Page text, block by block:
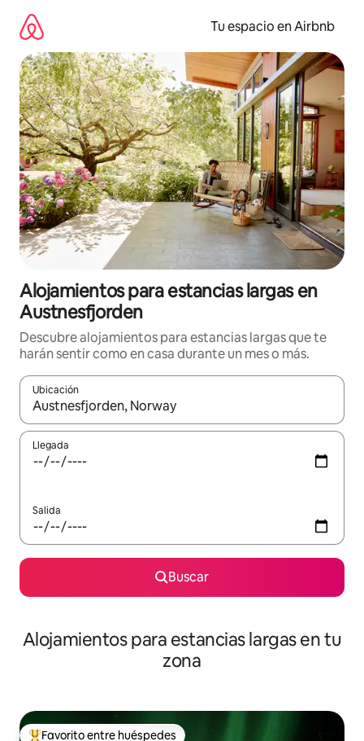
contenido
Tu espacio en Airbnb
Alojamientos para estancias largas en
Austnesfjorden
Descubre alojamientos para estancias largas que te
harán sentir como en casa durante un mes o más.
Ubicación
Cuando los resultados estén disponibles, podrás navegar
Llegada
Salida
Buscar
Alojamientos para estancias largas en tu
zona
Favorito entre huéspedes